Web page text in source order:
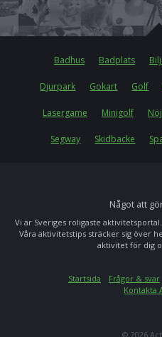
Badhus Badplats
Djurpark Gokart Golf
Lasergame Minigolf
Segway Skidbacke
Något att
Vi är Sveriges roligaste
Våra aktivitetstips sträcker sig över
aktivitet för dig
Startsida Frågor & svar
Kontakta
© 2026